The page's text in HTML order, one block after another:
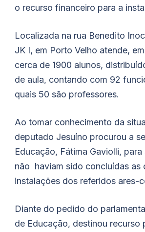
o recurso financeiro para a
Localizada na rua Benedito
JK I, em Porto Velho atende,
cerca de 1900 alunos,
de aula, contando com 92
quais 50 são professores.
Ao tomar conhecimento da
deputado Jesuíno procurou a
Educação, Fátima Gaviolli,
não haviam sido concluídas as
instalações dos referidos ares-
Diante do pedido do
de Educação, destinou recurso